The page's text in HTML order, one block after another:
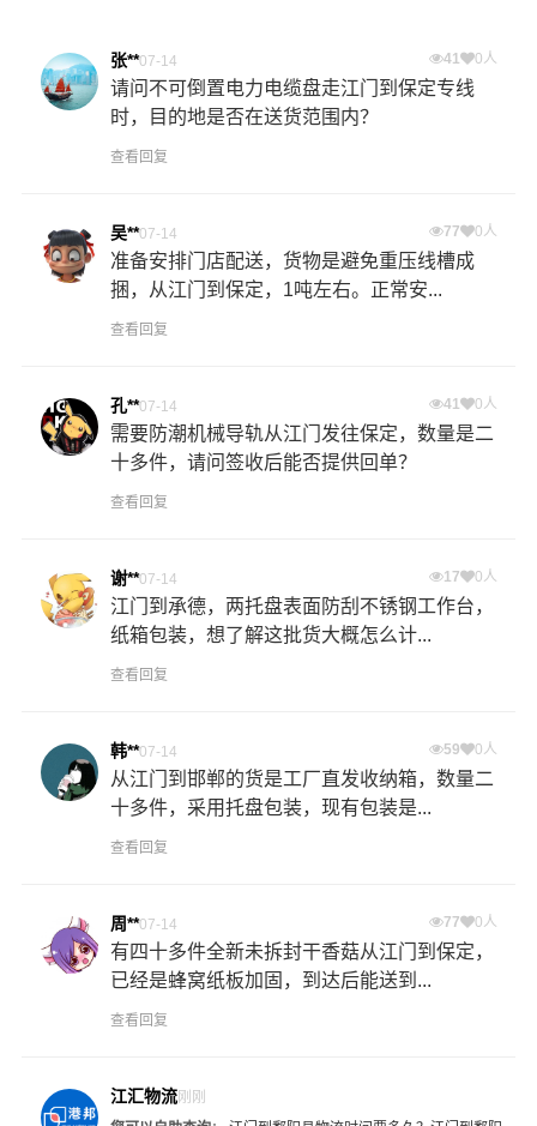
张**07-14 41 0人
请问不可倒置电力电缆盘走江门到保定专线
时，目的地是否在送货范围内？
查看回复
吴**07-14 77 0人
准备安排门店配送，货物是避免重压线槽成
捆，从江门到保定，1吨左右。正常安...
查看回复
孔**07-14 41 0人
需要防潮机械导轨从江门发往保定，数量是二
十多件，请问签收后能否提供回单？
查看回复
谢**07-14 17 0人
江门到承德，两托盘表面防刮不锈钢工作台，
纸箱包装，想了解这批货大概怎么计...
查看回复
韩**07-14 59 0人
从江门到邯郸的货是工厂直发收纳箱，数量二
十多件，采用托盘包装，现有包装是...
查看回复
周**07-14 77 0人
有四十多件全新未拆封干香菇从江门到保定，
已经是蜂窝纸板加固，到达后能送到...
查看回复
江汇物流刚刚